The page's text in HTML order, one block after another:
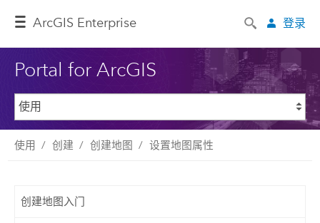
ArcGIS Enterprise 登录
Portal for ArcGIS
使用 创建 创建地图 设置地图属性
创建地图入门